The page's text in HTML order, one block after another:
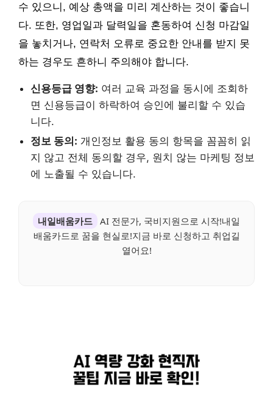
수 있으니, 예상 총액을 미리 계산하는 것이 좋습니
다. 또한, 영업일과 달력일을 혼동하여 신청 마감일
을 놓치거나, 연락처 오류로 중요한 안내를 받지 못
하는 경우도 흔하니 주의해야 합니다.
신용등급 영향: 여러 교육 과정을 동시에 조회하
면 신용등급이 하락하여 승인에 불리할 수 있습
니다.
정보 동의: 개인정보 활용 동의 항목을 꼼꼼히 읽
지 않고 전체 동의할 경우, 원치 않는 마케팅 정보
에 노출될 수 있습니다.
내일배움카드 AI 전문가, 국비지원으로 시작!내일
배움카드로 꿈을 현실로!지금 바로 신청하고 취업길
열어요!